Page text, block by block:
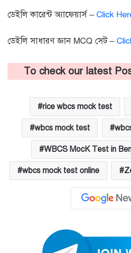
ডেইলি কারেন্ট অ্যাফেয়ার্স –Click
ডেইলি সাধারণ জ্ঞান MCQ সেট –
To check our latest
rice wbcs mock test
wbcs mock test
WBCS MocK Test in
wbcs mock test online